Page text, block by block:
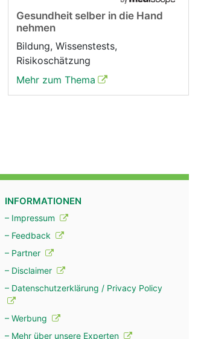
Gesundheit selber in die Hand
nehmen
Bildung, Wissenstests,
Risikoschätzung
Mehr zum Thema
INFORMATIONEN
– Impressum
– Feedback
– Partner
– Disclaimer
– Datenschutzerklärung / Privacy Policy
– Werbung
– Mehr über unsere Experten